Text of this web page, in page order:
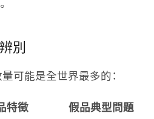
別
可能是全世界最多的：
特徵
假品典型問題